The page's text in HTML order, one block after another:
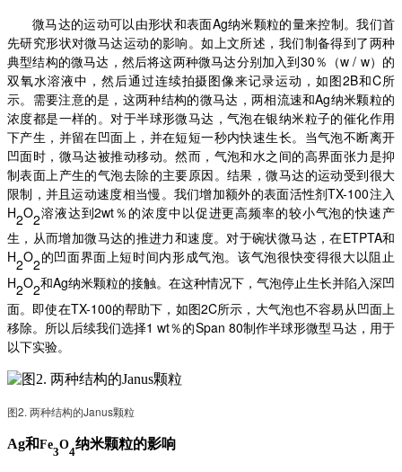
微马达的运动可以由形状和表面Ag纳米颗粒的量来控制。我们首
先研究形状对微马达运动的影响。如上文所述，我们制备得到了两种
典型结构的微马达，然后将这两种微马达分别加入到30％（w / w）的
双氧水溶液中，然后通过连续拍摄图像来记录运动，如图2B和C所
示。需要注意的是，这两种结构的微马达，两相流速和Ag纳米颗粒的
浓度都是一样的。对于半球形微马达，气泡在银纳米粒子的催化作用
下产生，并留在凹面上，并在短短一秒内快速生长。当气泡不断离开
凹面时，微马达被推动移动。然而，气泡和水之间的高界面张力是抑
制表面上产生的气泡去除的主要原因。结果，微马达的运动受到很大
限制，并且运动速度相当慢。我们增加额外的表面活性剂TX-100注入
H2O2溶液达到2wt％的浓度中以促进更高频率的较小气泡的快速产
生，从而增加微马达的推进力和速度。对于碗状微马达，在ETPTA和
H2O2的凹面界面上短时间内形成气泡。该气泡很快变得很大以阻止
H2O2和Ag纳米颗粒的接触。在这种情况下，气泡停止生长并陷入深凹
面。即使在TX-100的帮助下，如图2C所示，大气泡也不容易从凹面上
移除。所以后续我们选择1 wt％的Span 80制作半球形微型马达，用于
以下实验。
图2. 两种结构的Janus颗粒
Ag和Fe
3
O
4
纳米颗粒的影响